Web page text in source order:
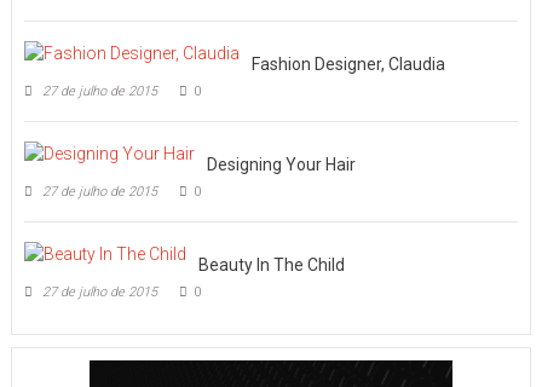
Fashion Designer, Claudia
27 de julho de 2015 0
Designing Your Hair
27 de julho de 2015 0
Beauty In The Child
27 de julho de 2015 0